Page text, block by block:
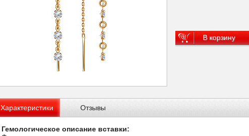
В корзину
Характеристики Отзывы
Гемологическое описание вставки: